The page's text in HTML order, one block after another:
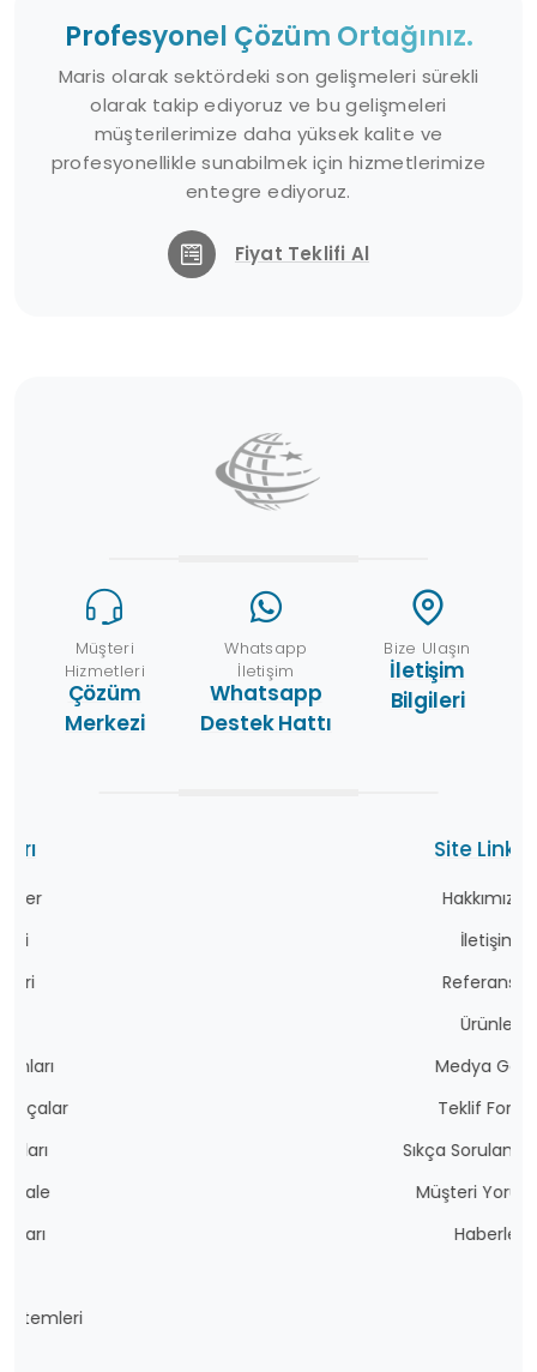
Profesyonel Çözüm Ortağınız.
Maris olarak sektördeki son gelişmeleri sürekli
olarak takip ediyoruz ve bu gelişmeleri
müşterilerimize daha yüksek kalite ve
profesyonellikle sunabilmek için hizmetlerimize
entegre ediyoruz.
Fiyat Teklifi Al
Müşteri
Hizmetleri
Çözüm
Merkezi
Whatsapp
İletişim
Whatsapp
Destek Hattı
Bize Ulaşın
İletişim
Bilgileri